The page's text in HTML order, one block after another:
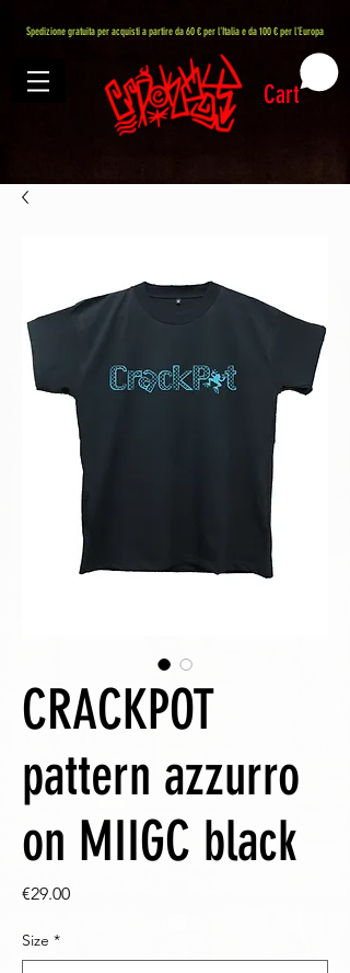
Spedizione gratuita per acquisti a partire da 60 € per l'Italia e da 100 € per l'Europa
Cart
CRACKPOT
pattern azzurro
on MIIGC black
€29.00Price
Size *